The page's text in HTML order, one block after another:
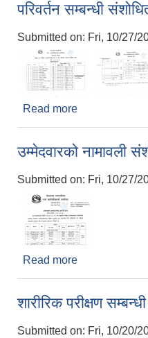
परिवर्तन सम्बन्धी
Submitted on: Fri, 10/27/
Read more
उम्मेदवारको नामावली
Submitted on: Fri, 10/27/
Read more
शारीरिक परीक्षण
Submitted on: Fri, 10/20/